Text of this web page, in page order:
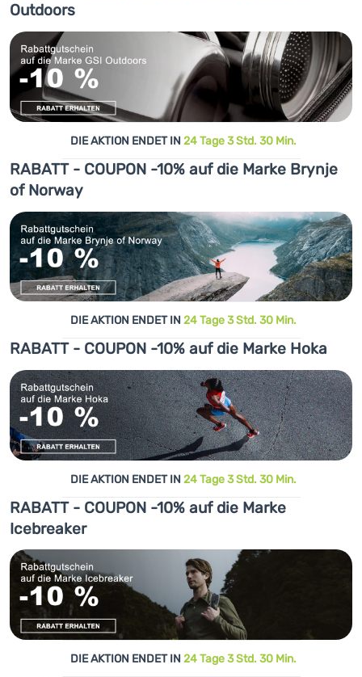
Outdoors
DIE AKTION ENDET IN 24 Tage 3 Std. 30 Min.
RABATT - COUPON -10% auf die Marke Brynje
of Norway
DIE AKTION ENDET IN 24 Tage 3 Std. 30 Min.
RABATT - COUPON -10% auf die Marke Hoka
DIE AKTION ENDET IN 24 Tage 3 Std. 30 Min.
RABATT - COUPON -10% auf die Marke
Icebreaker
DIE AKTION ENDET IN 24 Tage 3 Std. 30 Min.